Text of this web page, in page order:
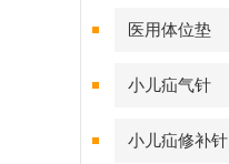
医用体位垫
小儿疝气针
小儿疝修补针